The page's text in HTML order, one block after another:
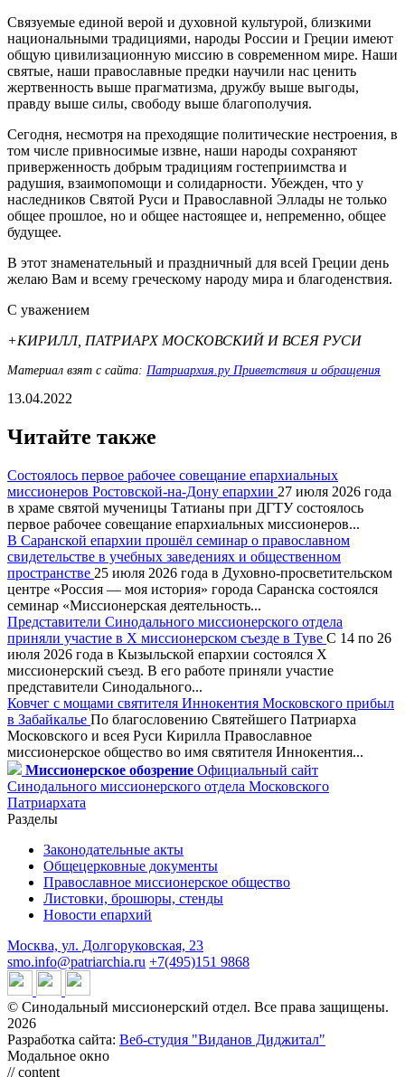
Связуемые единой верой и духовной культурой, близкими
национальными традициями, народы России и Греции имеют
общую цивилизационную миссию в современном мире. Наши
святые, наши православные предки научили нас ценить
жертвенность выше прагматизма, дружбу выше выгоды,
правду выше силы, свободу выше благополучия.
Сегодня, несмотря на преходящие политические нестроения, в
том числе привносимые извне, наши народы сохраняют
приверженность добрым традициям гостеприимства и
радушия, взаимопомощи и солидарности. Убежден, что у
наследников Святой Руси и Православной Эллады не только
общее прошлое, но и общее настоящее и, непременно, общее
будущее.
В этот знаменательный и праздничный для всей Греции день
желаю Вам и всему греческому народу мира и благоденствия.
С уважением
+КИРИЛЛ, ПАТРИАРХ МОСКОВСКИЙ И ВСЕЯ РУСИ
Материал взят с сайта: Патриархия.ру Приветствия и обращения
13.04.2022
Читайте также
Состоялось первое рабочее совещание епархиальных
миссионеров Ростовской-на-Дону епархии 27 июля 2026 года
в храме святой мученицы Татианы при ДГТУ состоялось
первое рабочее совещание епархиальных миссионеров...
В Саранской епархии прошёл семинар о православном
свидетельстве в учебных заведениях и общественном
пространстве 25 июля 2026 года в Духовно-просветительском
центре «Россия — моя история» города Саранска состоялся
семинар «Миссионерская деятельность...
Представители Синодального миссионерского отдела
приняли участие в X миссионерском съезде в Туве С 14 по 26
июля 2026 года в Кызыльской епархии состоялся X
миссионерский съезд. В его работе приняли участие
представители Синодального...
Ковчег с мощами святителя Иннокентия Московского прибыл
в Забайкалье По благословению Святейшего Патриарха
Московского и всея Руси Кирилла Православное
миссионерское общество во имя святителя Иннокентия...
Миссионерское обозрение Официальный сайт
Синодального миссионерского отдела Московского
Патриархата
Разделы
Законодательные акты
Общецерковные документы
Православное миссионерское общество
Листовки, брошюры, стенды
Новости епархий
Москва, ул. Долгоруковская, 23
smo.info@patriarchia.ru +7(495)151 9868
© Синодальный миссионерский отдел. Все права защищены.
2026
Разработка сайта: Веб-студия "Виданов Диджитал"
Модальное окно
// content